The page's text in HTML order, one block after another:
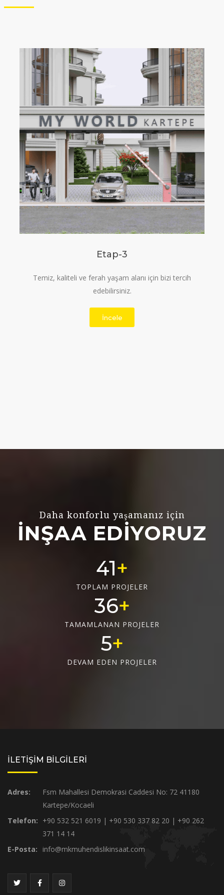
Etap-3
Temiz, kaliteli ve ferah yaşam alanı için bizi tercih
edebilirsiniz.
İncele
Daha konforlu yaşamanız için
İNŞAA EDİYORUZ
55
TOPLAM PROJELER
48
TAMAMLANAN PROJELER
6
DEVAM EDEN PROJELER
İLETİŞİM BİLGİLERİ
Adres:
Fsm Mahallesi Demokrasi Caddesi No: 72 41180
Kartepe/Kocaeli
Telefon: +90 532 521 6019 | +90 530 337 82 20 | +90 262
371 14 14
E-Posta:
info@mkmuhendislikinsaat.com